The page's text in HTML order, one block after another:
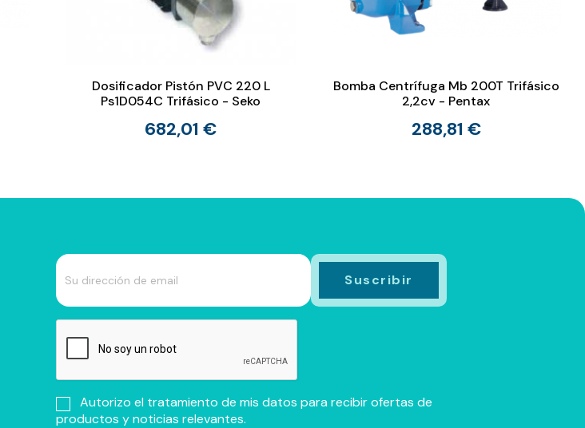
Dosificador Pistón PVC 220 L
Ps1D054C Trifásico - Seko
682,01 €
Bomba Centrífuga Mb 200T Trifásico
2,2cv - Pentax
288,81 €
Autorizo el tratamiento de mis datos para recibir ofertas de
productos y noticias relevantes.